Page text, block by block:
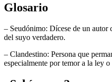
Glosario
– Seudónimo: Dícese de un autor
del suyo verdadero.
– Clandestino: Persona que
especialmente por temor a la ley